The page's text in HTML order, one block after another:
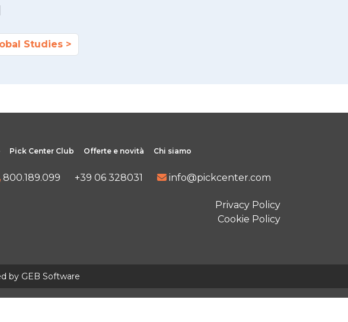
Studies
Pick Center Club Offerte e novità Chi siamo
800.189.099 +39 06 328031 info@pickcenter.com
Privacy Policy
Cookie Policy
by GEB Software